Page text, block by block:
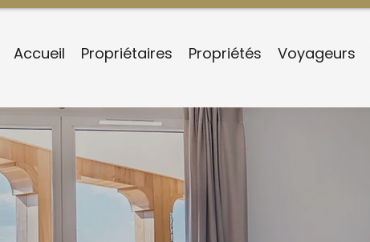
Accueil Propriétaires Propriétés Voyageurs